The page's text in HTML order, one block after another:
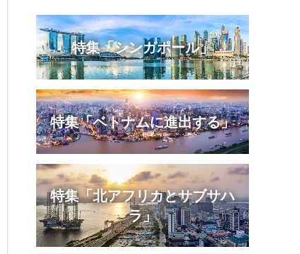
特集「シンガポール」
特集「ベトナムに進出する」
特集「北アフリカとサブサハ
ラ」